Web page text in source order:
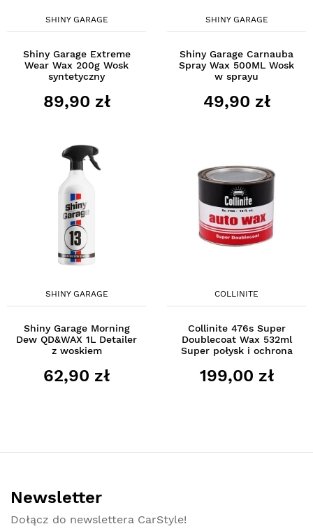
SHINY GARAGE
Shiny Garage Extreme
Wear Wax 200g Wosk
syntetyczny
89,90 zł
SHINY GARAGE
Shiny Garage Carnauba
Spray Wax 500ML Wosk
w sprayu
49,90 zł
SHINY GARAGE
Shiny Garage Morning
Dew QD&WAX 1L Detailer
z woskiem
62,90 zł
COLLINITE
Collinite 476s Super
Doublecoat Wax 532ml
Super połysk i ochrona
199,00 zł
Newsletter
Dołącz do newslettera CarStyle!